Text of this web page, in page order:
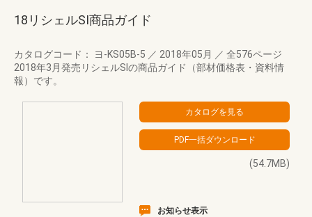
18リシェルSI商品ガイド
カタログコード： ヨ-KS05B-5 ／ 2018年05月 ／ 全576ページ
2018年3月発売リシェルSIの商品ガイド（部材価格表・資料情
報）です。
(54.7MB)
お知らせ表示